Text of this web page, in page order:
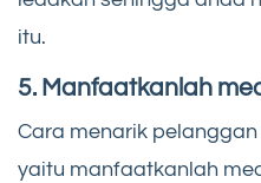
itu.
5. Manfaatkanlah
Cara menarik
yaitu manfaatkanlah